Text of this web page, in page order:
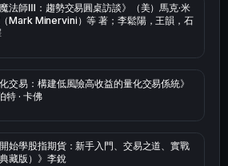
魔法師Ⅲ：趨勢交易圓桌訪談》（美）馬克·米
Mark Minervini）等 著；李鬆陽，王韻，石
化交易：構建低風險高收益的量化交易係統》
特 · 卡佛
開始學股指期貨：新手入門、交易之道、實戰
藏版）》李銳